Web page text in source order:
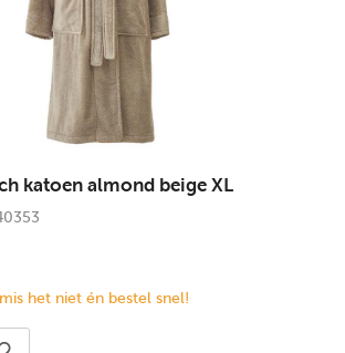
katoen almond beige XL
het niet én bestel snel!